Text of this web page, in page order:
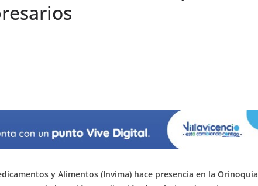
y Alimentos (Invima) hace presencia en la Orinoquía